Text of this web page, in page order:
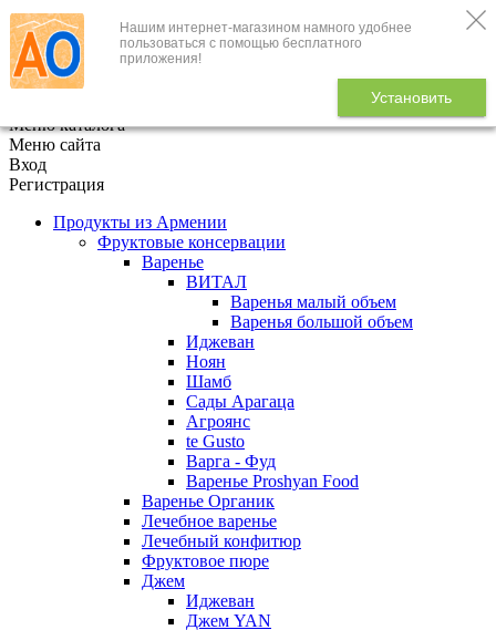
Нашим интернет-магазином намного удобнее
пользоваться с помощью бесплатного
приложения!
Установить
+7 (495) 646-888-1
В корзине
Меню каталога
Меню сайта
Вход
Регистрация
Продукты из Армении
Фруктовые консервации
Варенье
ВИТАЛ
Варенья малый объем
Варенья большой объем
Иджеван
Ноян
Шамб
Сады Арагаца
Агроянс
te Gusto
Варга - Фуд
Варенье Proshyan Food
Варенье Органик
Лечебное варенье
Лечебный конфитюр
Фруктовое пюре
Джем
Иджеван
Джем YAN